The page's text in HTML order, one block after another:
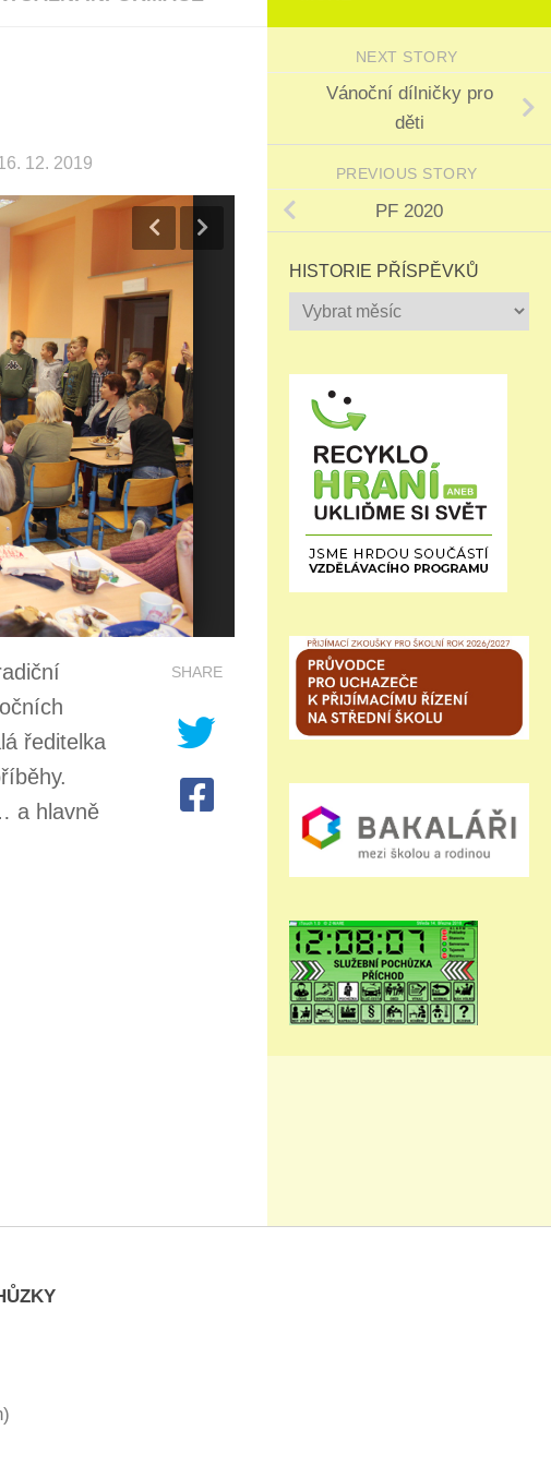
12. 2019
ředitelka
a hlavně
SHARE
NEXT STORY
Vánoční dílničky pro
děti
PREVIOUS STORY
PF 2020
HISTORIE PŘÍSPĚVKŮ
Historie
příspěvků